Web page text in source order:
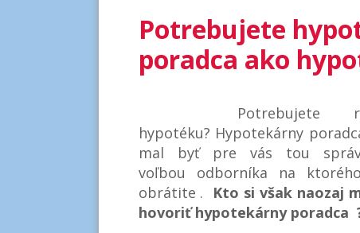
Potrebujete
poradca ako
Potrebujete
hypotéku? Hypotekárny
mal byť pre vás tou
voľbou odborníka na
obrátite . Kto si však naozaj
hovoriť hypotekárny poradca